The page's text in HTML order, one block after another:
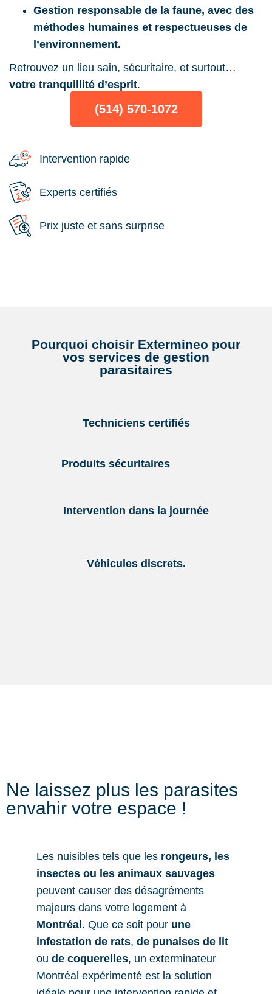
Gestion responsable de la faune, avec des
méthodes humaines et respectueuses de
l’environnement.
Retrouvez un lieu sain, sécuritaire, et surtout…
votre tranquillité d’esprit.
(514) 570-1072
Intervention rapide
Experts certifiés
Prix juste et sans surprise
Pourquoi choisir Extermineo pour
vos services de gestion
parasitaires
Techniciens certifiés
Produits sécuritaires
Intervention dans la journée
Véhicules discrets.
Ne laissez plus les parasites
envahir votre espace !
Les nuisibles tels que les rongeurs, les
insectes ou les animaux sauvages
peuvent causer des désagréments
majeurs dans votre logement à
Montréal . Que ce soit pour une
infestation de rats, de punaises de lit
ou de coquerelles, un exterminateur
Montréal expérimenté est la solution